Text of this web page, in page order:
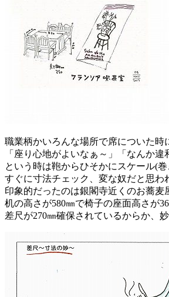
職業柄かいろんな場所で席についた時
「座り心地がよいなぁ～」「なんか違
という時は鞄からひそかにスケール(
すぐに寸法チェック、変な奴だと思わ
印象的だったのは銀閣寺近くのお蕎麦
机の高さが580㎜で椅子の座面高さが
差尺が270㎜確保されているからか、